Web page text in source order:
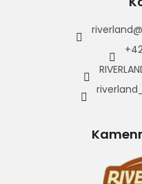
riverland@